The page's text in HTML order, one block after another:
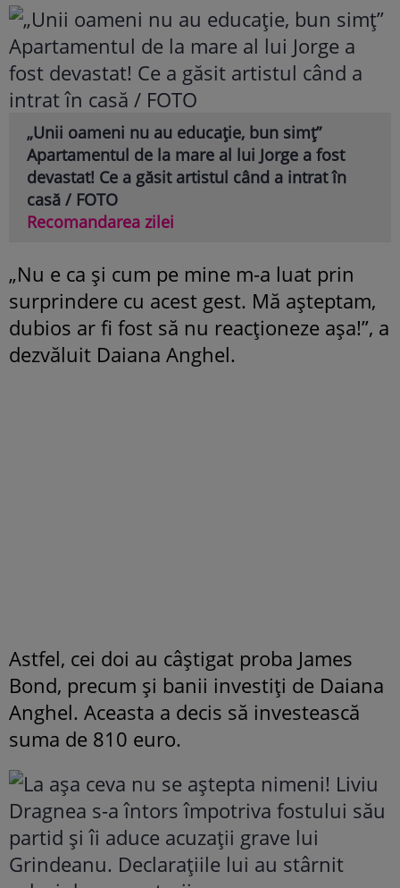
„Unii oameni nu au educație, bun simț”
Apartamentul de la mare al lui Jorge a fost
devastat! Ce a găsit artistul când a intrat în
casă / FOTO
Recomandarea zilei
„Nu e ca și cum pe mine m-a luat prin
surprindere cu acest gest. Mă așteptam,
dubios ar fi fost să nu reacționeze așa!”, a
dezvăluit Daiana Anghel.
Astfel, cei doi au câștigat proba James
Bond, precum și banii investiți de Daiana
Anghel. Aceasta a decis să investească
suma de 810 euro.